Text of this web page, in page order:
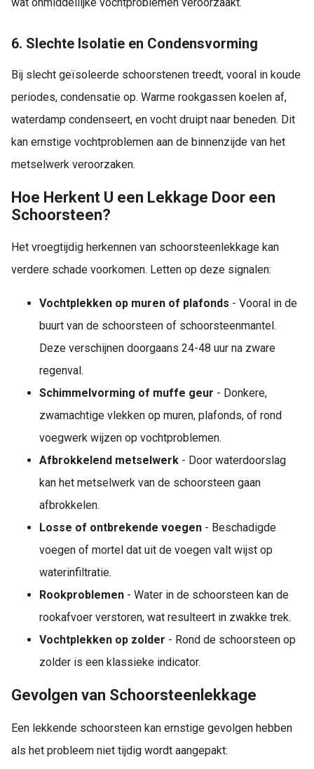
6. Slechte Isolatie en Condensvorming
Bij slecht geïsoleerde schoorstenen treedt, vooral in koude
periodes, condensatie op. Warme rookgassen koelen af,
waterdamp condenseert, en vocht druipt naar beneden. Dit
kan ernstige vochtproblemen aan de binnenzijde van het
metselwerk veroorzaken.
Hoe Herkent U een Lekkage Door een
Schoorsteen?
Het vroegtijdig herkennen van schoorsteenlekkage kan
verdere schade voorkomen. Letten op deze signalen:
Vochtplekken op muren of plafonds - Vooral in de
buurt van de schoorsteen of schoorsteenmantel.
Deze verschijnen doorgaans 24-48 uur na zware
regenval.
Schimmelvorming of muffe geur - Donkere,
zwamachtige vlekken op muren, plafonds, of rond
voegwerk wijzen op vochtproblemen.
Afbrokkelend metselwerk - Door waterdoorslag
kan het metselwerk van de schoorsteen gaan
afbrokkelen.
Losse of ontbrekende voegen - Beschadigde
voegen of mortel dat uit de voegen valt wijst op
waterinfiltratie.
Rookproblemen - Water in de schoorsteen kan de
rookafvoer verstoren, wat resulteert in zwakke trek.
Vochtplekken op zolder - Rond de schoorsteen op
zolder is een klassieke indicator.
Gevolgen van Schoorsteenlekkage
Een lekkende schoorsteen kan ernstige gevolgen hebben
als het probleem niet tijdig wordt aangepakt: